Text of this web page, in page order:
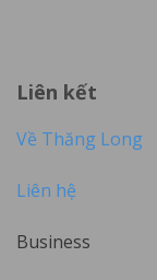
Liên kết
Về Thăng Long
Liên hệ
Business